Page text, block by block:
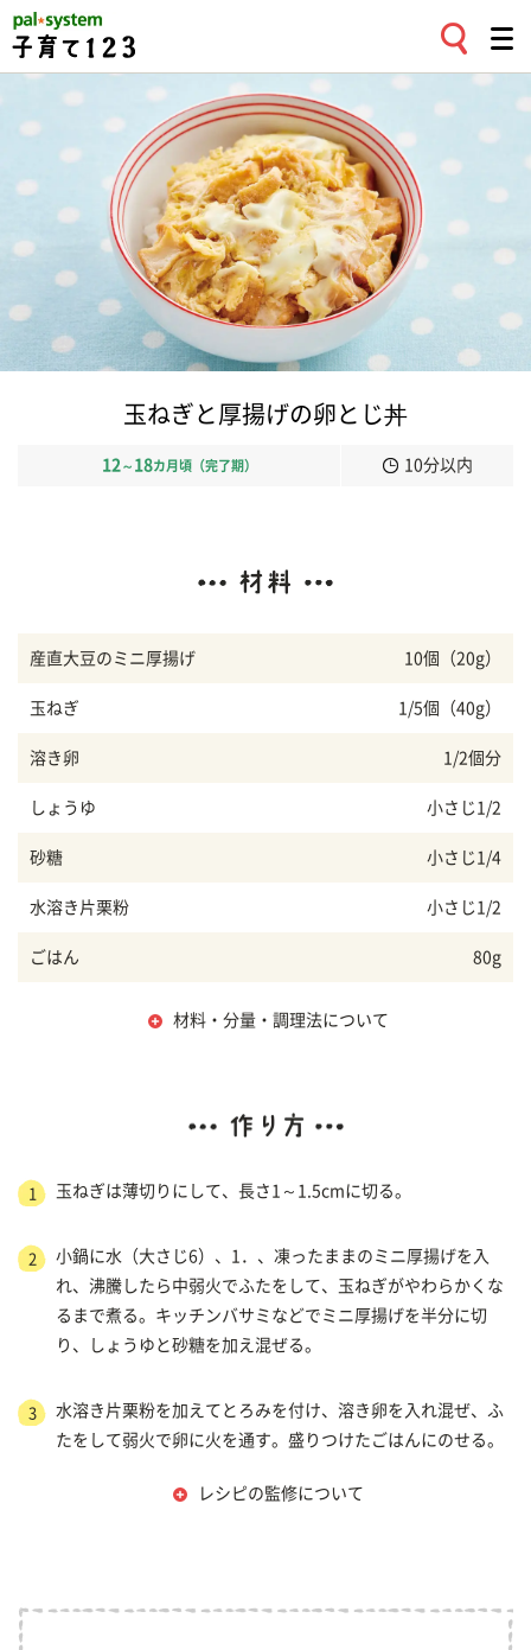
玉ねぎと厚揚げの卵とじ丼
12 ～ 18カ月頃（完了期） 10分以内
産直大豆のミニ厚揚げ 10個（20g）
玉ねぎ 1/5個（40g）
溶き卵 1/2個分
しょうゆ 小さじ1/2
砂糖 小さじ1/4
水溶き片栗粉 小さじ1/2
ごはん 80g
材料・分量・調理法について
1 玉ねぎは薄切りにして、長さ1～1.5cmに切る。
2
小鍋に水（大さじ6）、1．、凍ったままのミニ厚揚げを入
れ、沸騰したら中弱火でふたをして、玉ねぎがやわらかくな
るまで煮る。キッチンバサミなどでミニ厚揚げを半分に切
り、しょうゆと砂糖を加え混ぜる。
3
水溶き片栗粉を加えてとろみを付け、溶き卵を入れ混ぜ、ふ
たをして弱火で卵に火を通す。盛りつけたごはんにのせる。
レシピの監修について